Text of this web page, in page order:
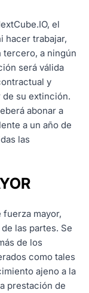
el
hacer trabajar,
tercero, a ningún
será válida
y
su extinción.
abonar a
a un año de
las
fuerza mayor,
las partes. Se
de los
como tales
ajeno a la
prestación de